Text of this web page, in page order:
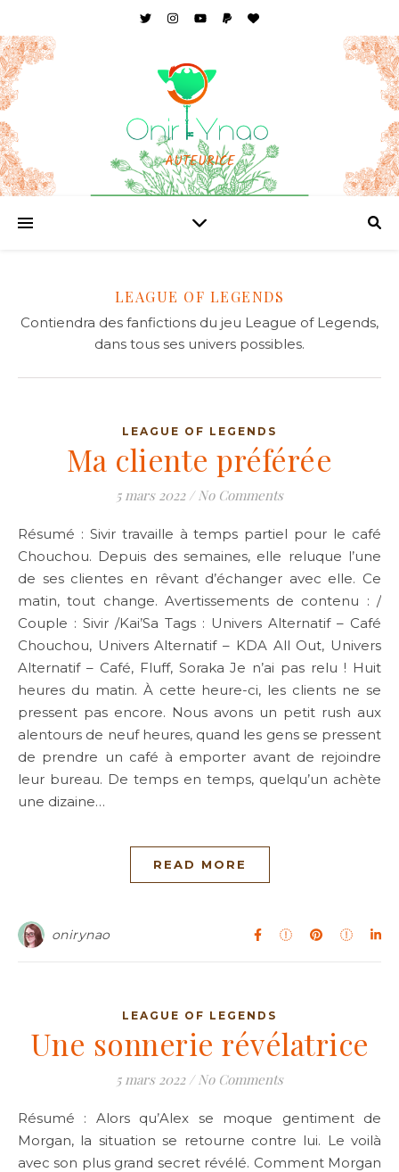
AUTEURICE
LEAGUE OF LEGENDS
Contiendra des fanfictions du jeu League of Legends,
dans tous ses univers possibles.
LEAGUE OF LEGENDS
Ma cliente préférée
5 mars 2022 / No Comments
Résumé : Sivir travaille à temps partiel pour le café
Chouchou. Depuis des semaines, elle reluque l’une
de ses clientes en rêvant d’échanger avec elle. Ce
matin, tout change. Avertissements de contenu : /
Couple : Sivir /Kai’Sa Tags : Univers Alternatif – Café
Chouchou, Univers Alternatif – KDA All Out, Univers
Alternatif – Café, Fluff, Soraka Je n’ai pas relu ! Huit
heures du matin. À cette heure-ci, les clients ne se
pressent pas encore. Nous avons un petit rush aux
alentours de neuf heures, quand les gens se pressent
de prendre un café à emporter avant de rejoindre
leur bureau. De temps en temps, quelqu’un achète
une dizaine…
READ MORE
onirynao
LEAGUE OF LEGENDS
Une sonnerie révélatrice
5 mars 2022 / No Comments
Résumé : Alors qu’Alex se moque gentiment de
Morgan, la situation se retourne contre lui. Le voilà
avec son plus grand secret révélé. Comment Morgan